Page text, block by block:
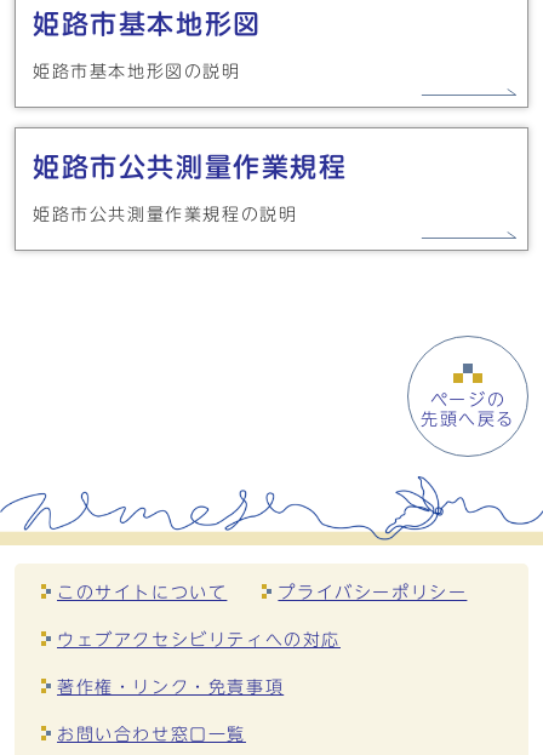
姫路市基本地形図
姫路市基本地形図の説明
姫路市公共測量作業規程
姫路市公共測量作業規程の説明
ページの
先頭へ戻る
このサイトについて プライバシーポリシー
ウェブアクセシビリティへの対応
著作権・リンク・免責事項
お問い合わせ窓口一覧